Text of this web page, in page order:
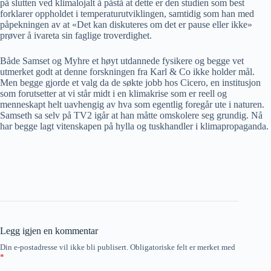
på slutten ved klimalojalt å påstå at dette er den studien som best
forklarer oppholdet i temperaturutviklingen, samtidig som han med
påpekningen av at «Det kan diskuteres om det er pause eller ikke»
prøver å ivareta sin faglige troverdighet.
Både Samset og Myhre et høyt utdannede fysikere og begge vet
utmerket godt at denne forskningen fra Karl & Co ikke holder mål.
Men begge gjorde et valg da de søkte jobb hos Cicero, en institusjon
som forutsetter at vi står midt i en klimakrise som er reell og
menneskapt helt uavhengig av hva som egentlig foregår ute i naturen.
Samseth sa selv på TV2 igår at han måtte omskolere seg grundig. Nå
har begge lagt vitenskapen på hylla og tuskhandler i klimapropaganda.
Legg igjen en kommentar
Din e-postadresse vil ikke bli publisert. Obligatoriske felt er merket med
*